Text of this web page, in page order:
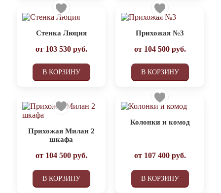
Стенка Люция
от 103 530руб.
В КОРЗИНУ
Прихожая №3
от 104 500руб.
В КОРЗИНУ
Прихожая Милан 2
шкафа
от 104 500руб.
В КОРЗИНУ
Колонки и комод
от 107 400руб.
В КОРЗИНУ